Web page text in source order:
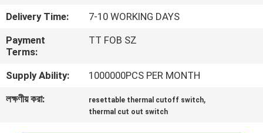
ভ্রমণ
নিয়ন্ত্রণ
Delivery Time:
7-10 WORKING DAYS
Payment
Terms:
TT FOB SZ
Supply Ability:
1000000PCS PER MONTH
লক্ষণীয় করা:
resettable thermal cutoff switch,
thermal cut out switch